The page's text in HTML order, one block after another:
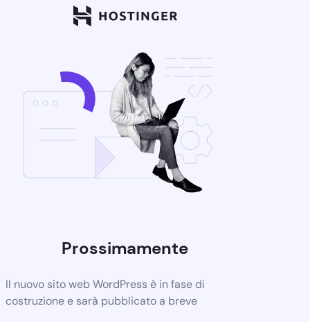
Prossimamente
Il nuovo sito web WordPress è in fase di
costruzione e sarà pubblicato a breve